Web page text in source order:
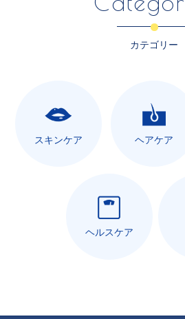
カテゴリー
スキンケア ヘアケア
ヘルスケア